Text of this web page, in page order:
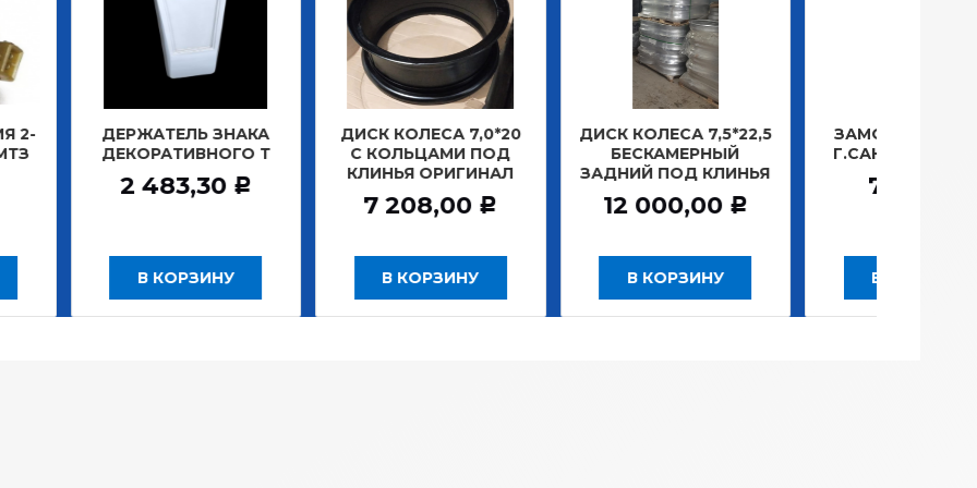
ЗНАКА
Т
ДИСК КОЛЕСА 7,0*20
С КОЛЬЦАМИ ПОД
КЛИНЬЯ ОРИГИНАЛ
ДИСК КОЛЕСА 7,5*22,5
БЕСКАМЕРНЫЙ
ЗАДНИЙ ПОД КЛИНЬЯ
12 000,00 Р
ЗАМОК ЗАЖИГАНИЯ
Г.САНКТ-ПЕТЕРБУРГ
781,20